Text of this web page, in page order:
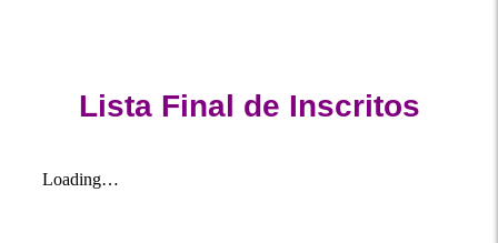
Lista Final de Inscritos